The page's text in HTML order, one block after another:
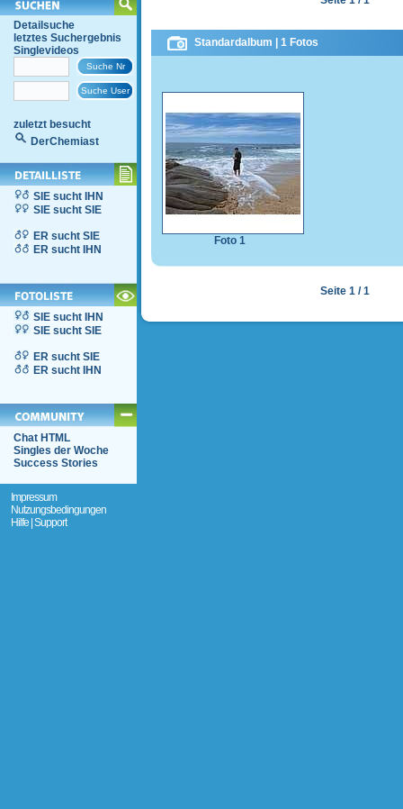
Detailsuche
letztes Suchergebnis
Singlevideos
zuletzt besucht
DerChemiast
SIE sucht IHN
SIE sucht SIE
ER sucht SIE
ER sucht IHN
SIE sucht IHN
SIE sucht SIE
ER sucht SIE
ER sucht IHN
Chat HTML
Singles der Woche
Success Stories
Impressum
Nutzungsbedingungen
Hilfe | Support
Standardalbum | 1 Fotos
Foto 1
Seite 1 / 1